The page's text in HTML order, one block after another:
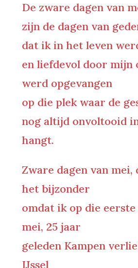
De zware dagen van
zijn de dagen van
dat ik in het leven
en liefdevol door mijn
werd opgevangen
op die plek waar de
nog altijd onvoltooid
hangt.
Zware dagen van
het bijzonder
omdat ik op die eerste
mei, 25 jaar
geleden Kampen
IJssel